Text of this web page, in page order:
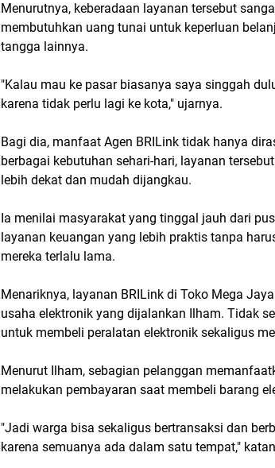
Menurutnya, keberadaan layanan tersebut
membutuhkan uang tunai untuk keperluan
tangga lainnya.
"Kalau mau ke pasar biasanya saya singgah
karena tidak perlu lagi ke kota," ujarnya.
Bagi dia, manfaat Agen BRILink tidak hanya
berbagai kebutuhan sehari-hari, layanan
lebih dekat dan mudah dijangkau.
Ia menilai masyarakat yang tinggal jauh dari
layanan keuangan yang lebih praktis tanpa
mereka terlalu lama.
Menariknya, layanan BRILink di Toko Mega
usaha elektronik yang dijalankan Ilham. Tidak
untuk membeli peralatan elektronik sekaligus
Menurut Ilham, sebagian pelanggan
melakukan pembayaran saat membeli barang
"Jadi warga bisa sekaligus bertransaksi dan
karena semuanya ada dalam satu tempat,"